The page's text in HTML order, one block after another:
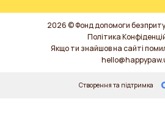
2026 © Фонд допомоги
Політика
Якщо ти знайшов на сайті
Створення та підтримка